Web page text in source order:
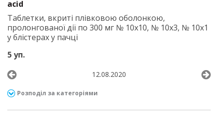
acid
Таблетки, вкриті плівковою оболонкою,
пролонгованої дії по 300 мг № 10х10, № 10х3, № 10х1
у блістерах у пачці
5 уп.
12.08.2020
Розподіл за категоріями